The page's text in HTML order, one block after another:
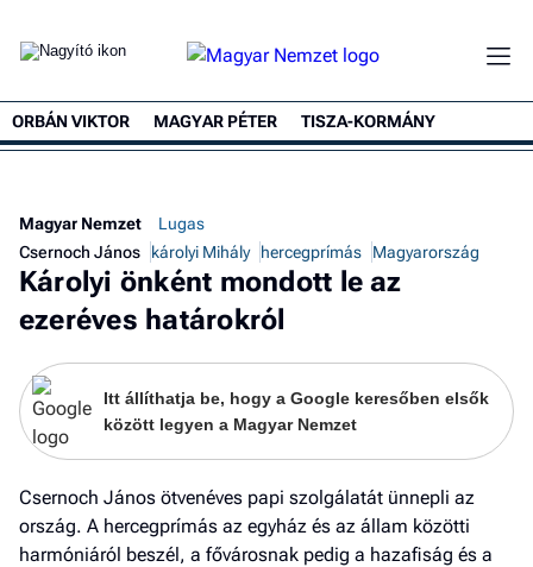
ORBÁN VIKTOR MAGYAR PÉTER TISZA-KORMÁNY
Magyar Nemzet
Lugas
Csernoch János
károlyi Mihály hercegprímás Magyarország
Károlyi önként mondott le az
ezeréves határokról
Itt állíthatja be, hogy a Google keresőben elsők
között legyen a Magyar Nemzet
Csernoch János ötvenéves papi szolgálatát ünnepli az
ország. A hercegprímás az egyház és az állam közötti
harmóniáról beszél, a fővárosnak pedig a hazafiság és a